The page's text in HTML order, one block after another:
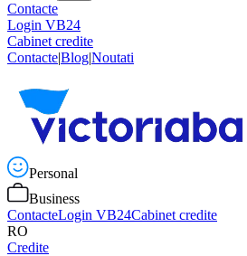
Contacte
Login VB24
Cabinet credite
Contacte|Blog|Noutati
Personal
Business
ContacteLogin VB24Cabinet credite
RO
Credite